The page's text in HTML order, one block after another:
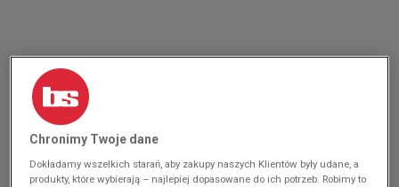
Chronimy Twoje dane
Dokładamy wszelkich starań, aby zakupy naszych Klientów były udane, a
produkty, które wybierają – najlepiej dopasowane do ich potrzeb. Robimy to